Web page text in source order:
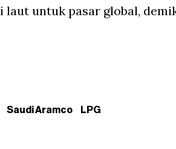
laut untuk pasar global,
Saudi Aramco LPG